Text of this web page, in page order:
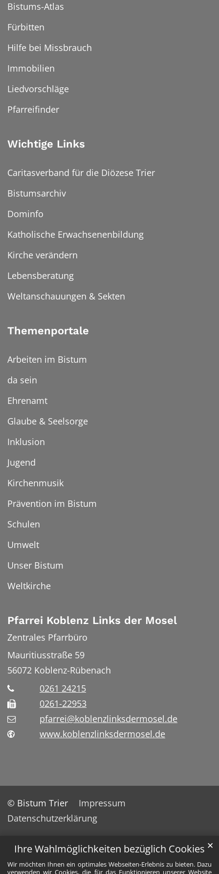
Ihre Wahlmöglichkeiten bezüglich Cookies
Wir möchten Ihnen ein optimales Webseiten-Erlebnis zu bieten. Dazu
verwenden wir Cookies, die für das Funktionieren unserer Website
✕
Bistums-Atlas
Fürbitten
Hilfe bei Missbrauch
Immobilien
Liedvorschläge
Pfarreifinder
Wichtige Links
Caritasverband für die Diözese Trier
Bistumsarchiv
Dominfo
Katholische Erwachsenenbildung
Kirche verändern
Lebensberatung
Weltanschauungen & Sekten
Themenportale
Arbeiten im Bistum
da sein
Ehrenamt
Glaube & Seelsorge
Inklusion
Jugend
Kirchenmusik
Prävention im Bistum
Schulen
Umwelt
Unser Bistum
Weltkirche
Pfarrei Koblenz Links der Mosel
Zentrales Pfarrbüro
Mauritiusstraße 59
56072 Koblenz-Rübenach
0261 24215
0261-22953
pfarrei@koblenzlinksdermosel.de
www.koblenzlinksdermosel.de
© Bistum Trier
Impressum
Datenschutzerklärung